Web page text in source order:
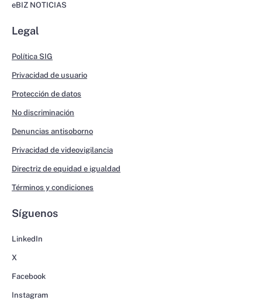
eBIZ NOTICIAS
Legal
Política SIG
Privacidad de usuario
Protección de datos
No discriminación
Denuncias antisoborno
Privacidad de videovigilancia
Directriz de equidad e igualdad
Términos y condiciones
Síguenos
LinkedIn
X
Facebook
Instagram